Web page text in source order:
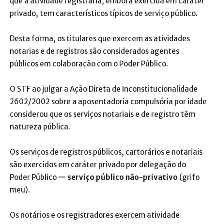
privado, tem característicos típicos de serviço público.
Desta forma, os titulares que exercem as atividades
notarias e de registros são considerados agentes
públicos em colaboração com o Poder Público.
O STF ao julgar a Ação Direta de Inconstitucionalidade
2602/2002 sobre a aposentadoria compulsória por idade
considerou que os serviços notariais e de registro têm
natureza pública.
Os serviços de registros públicos, cartorários e notariais
são exercidos em caráter privado por delegação do
Poder Público — serviço público não-privativo (grifo
meu).
Os notários e os registradores exercem atividade